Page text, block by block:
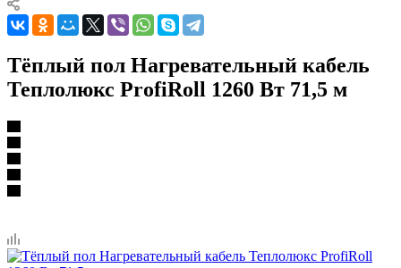
Тёплый пол Нагревательный кабель
Теплолюкс ProfiRoll 1260 Вт 71,5 м